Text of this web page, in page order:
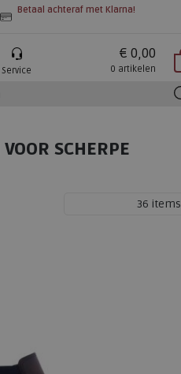
Betaal achteraf met Klarna!
Service
€ 0,00
0 artikelen
SCHERPE
36 items